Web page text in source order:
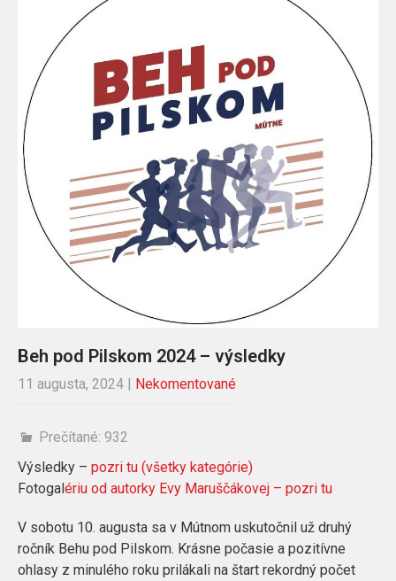
Beh pod Pilskom 2024 – výsledky
11 augusta, 2024 | Nekomentované
Prečítané: 932
Výsledky – pozri tu (všetky kategórie)
Fotogalériu od autorky Evy Maruščákovej – pozri tu
V sobotu 10. augusta sa v Mútnom uskutočnil už druhý
ročník Behu pod Pilskom. Krásne počasie a pozitívne
ohlasy z minulého roku prilákali na štart rekordný počet